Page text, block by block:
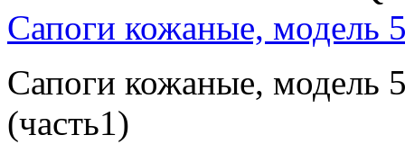
Сапоги кожаные, модель
Сапоги кожаные, модель
(часть1)